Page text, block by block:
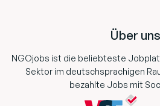
Über uns
NGOjobs ist die beliebteste
Sektor im deutschsprachigen
bezahlte Jobs mit